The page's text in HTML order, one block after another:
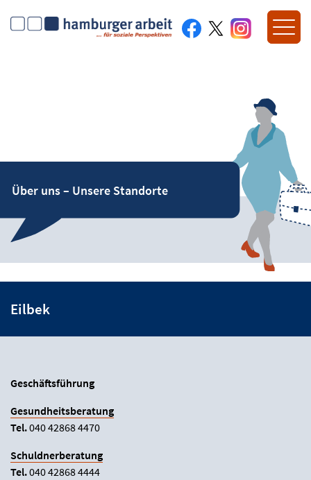
Über uns – Unsere Standorte
Eilbek
Geschäftsführung
Gesundheitsberatung
Tel.04042868 4470
Schuldnerberatung
Tel.040 42868 4444